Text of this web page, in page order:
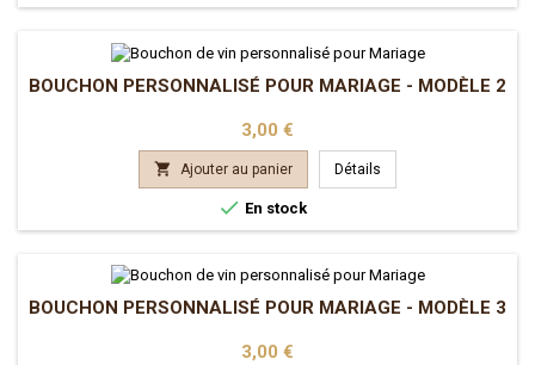
BOUCHON PERSONNALISÉ POUR MARIAGE - MODÈLE 2
Prix
3,00 €
 Ajouter au panier Détails
 En stock
BOUCHON PERSONNALISÉ POUR MARIAGE - MODÈLE 3
Prix
3,00 €